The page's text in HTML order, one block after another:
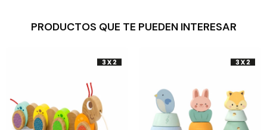
PRODUCTOS QUE TE PUEDEN INTERESAR